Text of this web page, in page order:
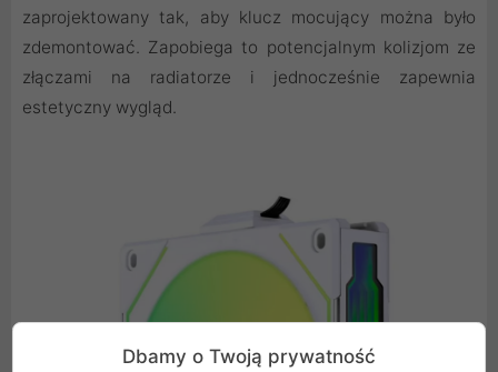
zaprojektowany tak, aby klucz mocujący można było
zdemontować. Zapobiega to potencjalnym kolizjom ze
złączami na radiatorze i jednocześnie zapewnia
estetyczny wygląd.
Dbamy o Twoją prywatność